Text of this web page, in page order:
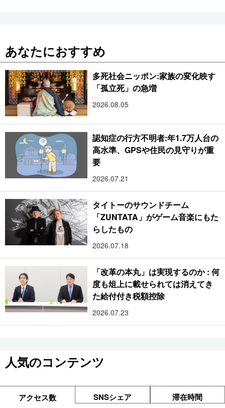
あなたにおすすめ
多死社会ニッポン:家族の変化映す
「孤立死」の急増
2026.08.05
認知症の行方不明者:年1.7万人台の
高水準、GPSや住民の見守りが重
要
2026.07.21
タイトーのサウンドチーム
「ZUNTATA」がゲーム音楽にもた
らしたもの
2026.07.18
「改革の本丸」は実現するのか : 何
度も俎上に載せられては消えてき
た給付付き税額控除
2026.07.23
人気のコンテンツ
アクセス数 SNSシェア 滞在時間